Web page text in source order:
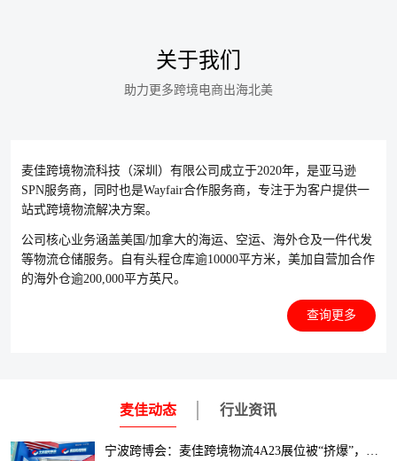
关于我们
助力更多跨境电商出海北美
麦佳跨境物流科技（深圳）有限公司成立于2020年，是亚马逊
SPN服务商，同时也是Wayfair合作服务商，专注于为客户提供一
站式跨境物流解决方案。
公司核心业务涵盖美国/加拿大的海运、空运、海外仓及一件代发
等物流仓储服务。自有头程仓库逾10000平方米，美加自营加合作
的海外仓逾200,000平方英尺。
查询更多
麦佳动态 行业资讯
宁波跨博会：麦佳跨境物流4A23展位被“挤爆”，数千卖家现场咨询！